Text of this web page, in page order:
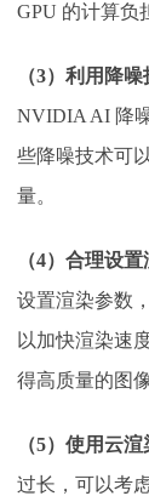
GPU 的计算负
（3）利用降噪
NVIDIA AI 降
些降噪技术可
量。
（4）合理设置
设置渲染参数
以加快渲染速
得高质量的图像
（5）使用云渲
过长，可以考